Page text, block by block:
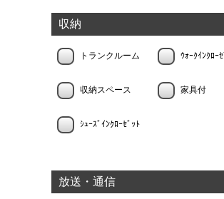
収納
トランクルーム ｳｫｰｸｲﾝｸﾛｰ
収納スペース 家具付
ｼｭｰｽﾞｲﾝｸﾛｰｾﾞｯﾄ
放送・通信